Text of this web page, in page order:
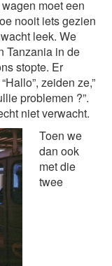
moet een
nooit iets gezien
leek. We
Tanzania in de
stopte. Er
zeiden ze,”
problemen ?”.
niet verwacht.
Toen we
dan ook
met die
twee